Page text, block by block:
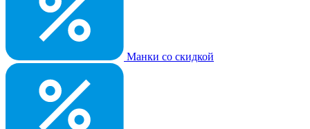
Манки со скидкой